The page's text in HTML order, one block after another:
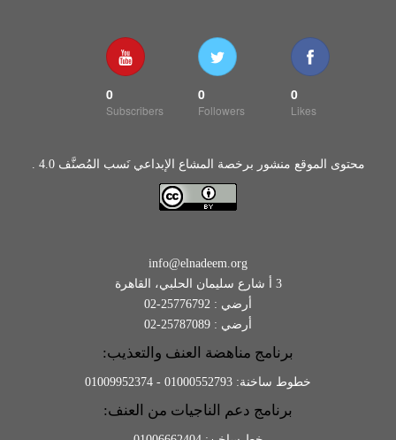
0
Likes
0
Followers
0
Subscribers
محتوى الموقع منشور برخصة المشاع الإبداعي نَسب المُصنَّف 4.0 .
info@elnadeem.org
3 أ شارع سليمان الحلبي، القاهرة
أرضي : 25776792-02
أرضي : 25787089-02
برنامج مناهضة العنف والتعذيب:
خطوط ساخنة: 01000552793 - 01009952374
برنامج دعم الناجيات من العنف: